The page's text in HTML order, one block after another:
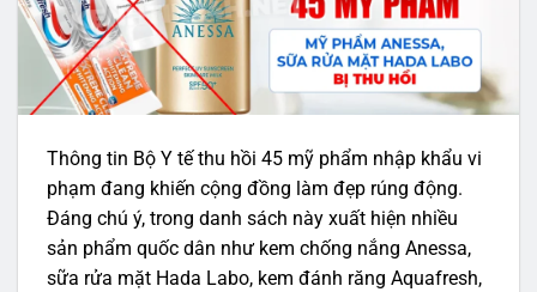
Thông tin Bộ Y tế thu hồi 45 mỹ phẩm nhập khẩu vi
phạm đang khiến cộng đồng làm đẹp rúng động.
Đáng chú ý, trong danh sách này xuất hiện nhiều
sản phẩm quốc dân như kem chống nắng Anessa,
sữa rửa mặt Hada Labo, kem đánh răng Aquafresh,